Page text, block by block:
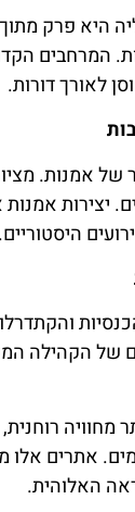
היא פרק
המרחבים
לאורך דורות.
של אמנות.
יצירות
היסטוריים.
של הקהילה
מחוויה
אתרים אלו
האלוהית.